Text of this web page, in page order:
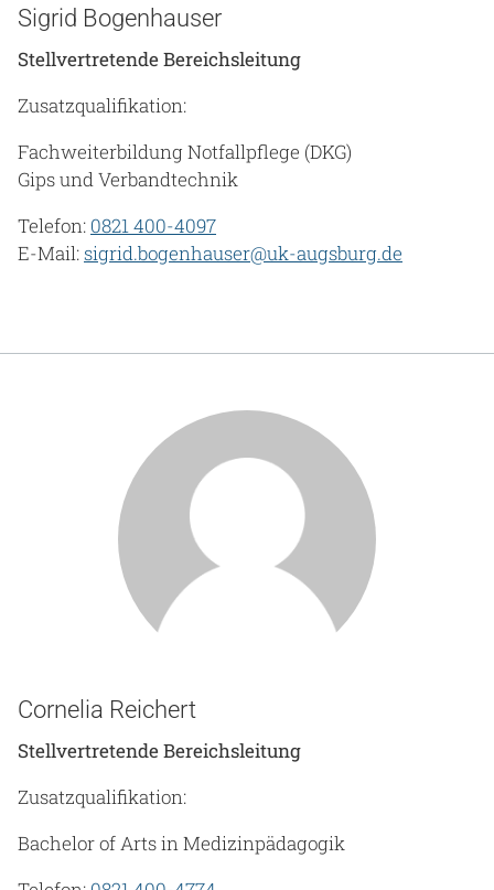
Sigrid Bogenhauser
Stellvertretende Bereichsleitung
Zusatzqualifikation:
Fachweiterbildung Notfallpflege (DKG)
Gips und Verbandtechnik
Telefon: 0821 400-4097
E-Mail:sigrid.bogenhauser@uk-augsburg.de
Cornelia Reichert
Stellvertretende Bereichsleitung
Zusatzqualifikation:
Bachelor of Arts in Medizinpädagogik